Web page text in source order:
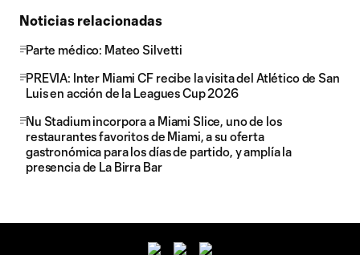
Noticias relacionadas
Parte médico: Mateo Silvetti
PREVIA: Inter Miami CF recibe la visita del Atlético de San
Luis en acción de la Leagues Cup 2026
Nu Stadium incorpora a Miami Slice, uno de los
restaurantes favoritos de Miami, a su oferta
gastronómica para los días de partido, y amplía la
presencia de La Birra Bar